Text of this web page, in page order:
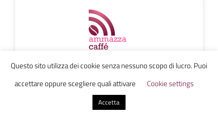
Ammazzacaffe
Questo sito utilizza dei cookie senza nessuno scopo di lucro. Puoi
accettare oppure scegliere quali attivare
Cookie settings
Accetta